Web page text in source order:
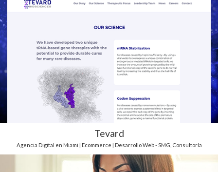
Tevard
Agencia Digital en Miami | Ecommerce | Desarrollo Web - SMG Consultoría